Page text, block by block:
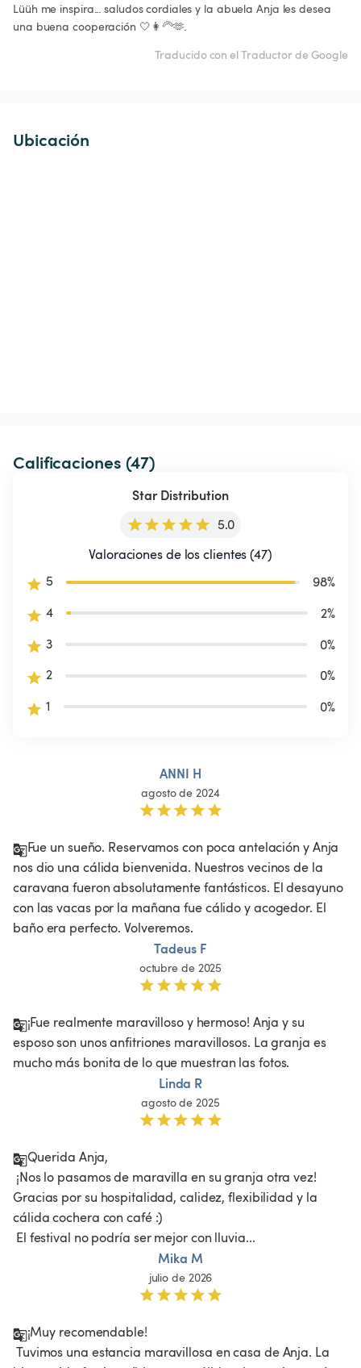
Lüüh me inspira... saludos cordiales y la abuela Anja les desea
una buena cooperación 🤍👩‍🦳🫶.
Traducido con el Traductor de Google
Ubicación
Calificaciones (47)
Star Distribution
5.0
Valoraciones de los clientes (47)
5
98%
4
2%
3
0%
2
0%
1
0%
ANNI H
agosto de 2024
Fue un sueño. Reservamos con poca antelación y Anja
nos dio una cálida bienvenida. Nuestros vecinos de la
caravana fueron absolutamente fantásticos. El desayuno
con las vacas por la mañana fue cálido y acogedor. El
baño era perfecto. Volveremos.
Tadeus F
octubre de 2025
¡Fue realmente maravilloso y hermoso! Anja y su
esposo son unos anfitriones maravillosos. La granja es
mucho más bonita de lo que muestran las fotos.
Linda R
agosto de 2025
Querida Anja,
Gracias por su hospitalidad, calidez, flexibilidad y la
cálida cochera con café :)
El festival no podría ser mejor con lluvia...
Mika M
julio de 2026
¡Muy recomendable!